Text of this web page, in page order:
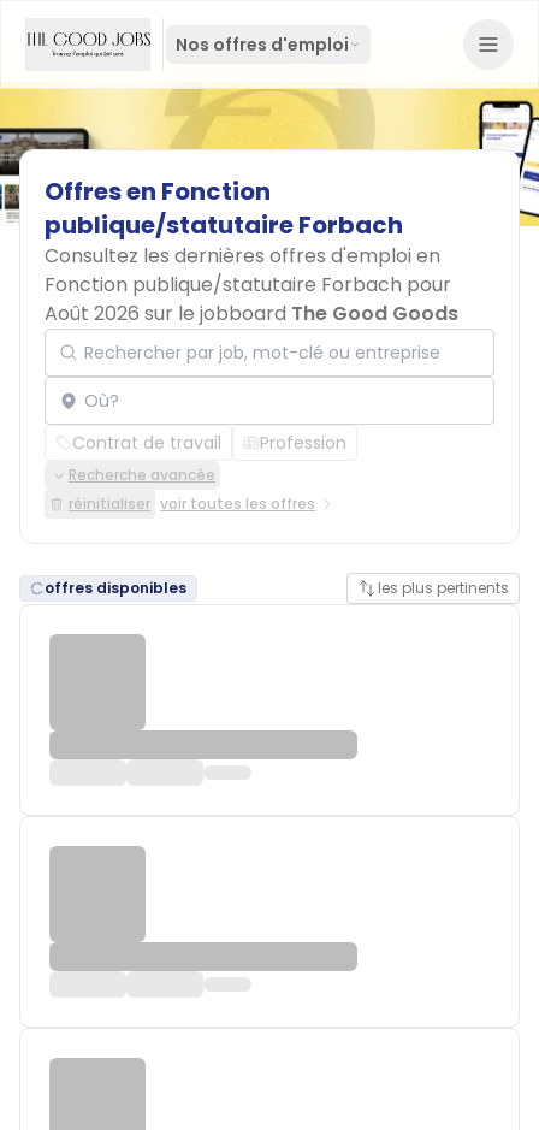
Nos offres d'emploi
Offresen Fonction
publique/statutaireForbach
Consultez les dernières offres d'emploi en
Fonction publique/statutaire Forbach pour
Août 2026 sur le jobboard The Good Goods
Rechercher par job, mot-clé ou entreprise
Localisation
Contrat de travail Profession
Recherche avancée
réinitialiser voir toutes les offres
offres disponibles les plus pertinents